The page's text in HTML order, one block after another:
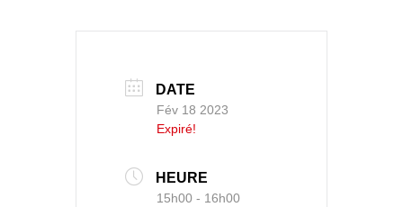
DATE
Fév 18 2023
Expiré!
HEURE
15h00 - 16h00